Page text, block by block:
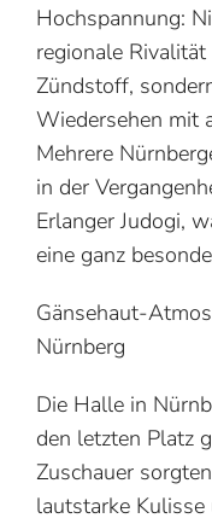
Hochspannung:
regionale
Zündstoff,
Wiedersehen mit
Mehrere
in der
Erlanger Judogi,
eine ganz
Gänsehaut-
Nürnberg
Die Halle in
den letzten Platz
Zuschauer
lautstarke Kulisse